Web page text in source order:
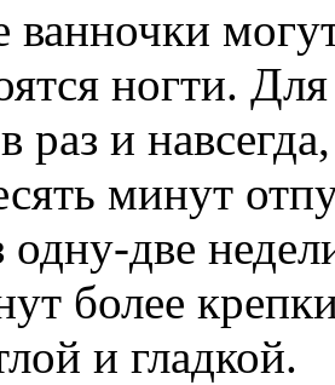
ногти.
раз и
минут
две
более
и гладкой.